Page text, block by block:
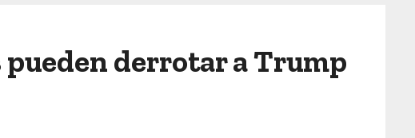
derrotar a Trump